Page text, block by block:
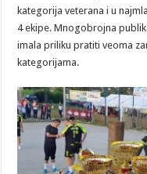
kategorija veterana i u
4 ekipe. Mnogobrojna
imala priliku pratiti veoma
kategorijama.